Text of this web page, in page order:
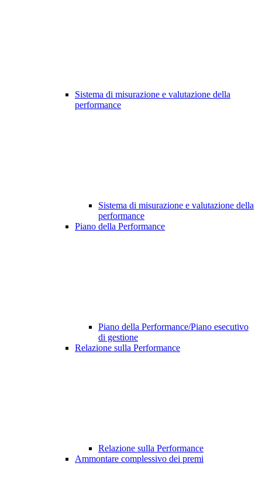
Sistema di misurazione e valutazione della
performance
Sistema di misurazione e valutazione della
performance
Piano della Performance
Piano della Performance/Piano esecutivo
di gestione
Relazione sulla Performance
Relazione sulla Performance
Ammontare complessivo dei premi